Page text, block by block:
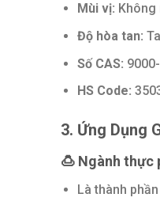
Mùi vị:
Độ hòa tan:
Số CAS:
HS Code:
3. Ứng Dụng
🍮 Ngành thực
Là thành